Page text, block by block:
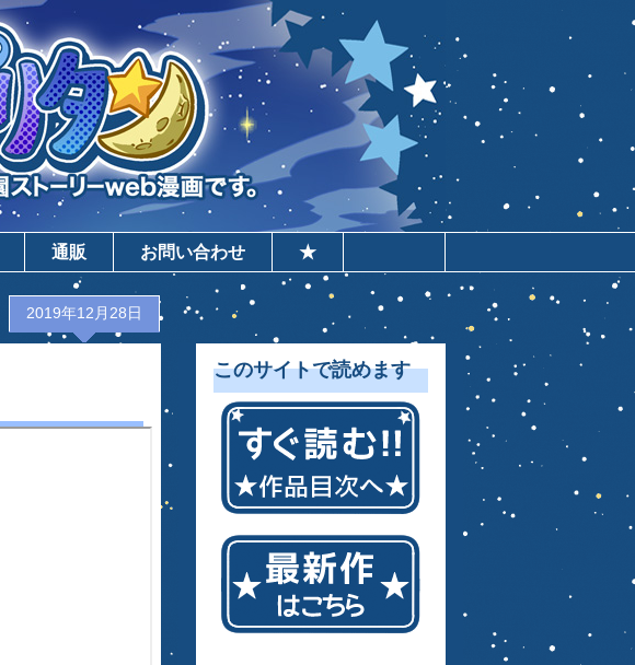
通販 お問い合わせ ★
2019年12月28日
このサイトで読めます